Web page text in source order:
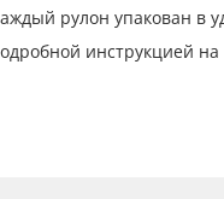
рулон упакован в
инструкцией